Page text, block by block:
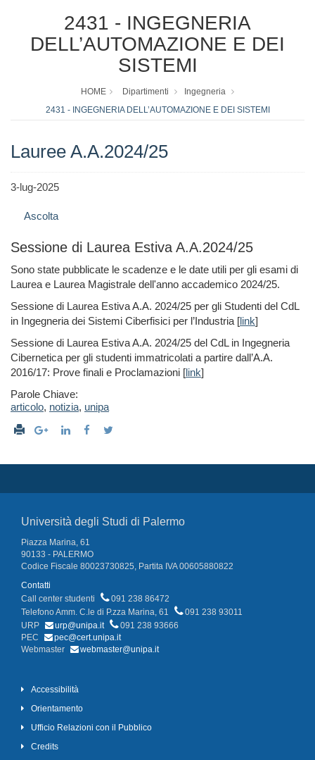
2431 - INGEGNERIA
DELL’AUTOMAZIONE E DEI
SISTEMI
HOME Dipartimenti
Ingegneria
2431 - INGEGNERIA DELL’AUTOMAZIONE E DEI SISTEMI
Lauree A.A.2024/25
3-lug-2025
Ascolta
Sessione di Laurea Estiva A.A.2024/25
Sono state pubblicate le scadenze e le date utili per gli esami di
Laurea e Laurea Magistrale dell'anno accademico 2024/25.
Sessione di Laurea Estiva A.A. 2024/25 per gli Studenti del CdL
in Ingegneria dei Sistemi Ciberfisici per l’Industria [link]
Sessione di Laurea Estiva A.A. 2024/25 del CdL in Ingegneria
Cibernetica per gli studenti immatricolati a partire dall’A.A.
2016/17: Prove finali e Proclamazioni [link]
Parole Chiave:
articolo, notizia, unipa
Università degli Studi di Palermo
Piazza Marina, 61
90133 - PALERMO
Codice Fiscale 80023730825, Partita IVA 00605880822
Contatti
Call center studenti
091 238 86472
Telefono Amm. C.le di P.zza Marina, 61
091 238 93011
URP
urp@unipa.it
091 238 93666
PEC
pec@cert.unipa.it
Webmaster
webmaster@unipa.it
Accessibilità
Orientamento
Ufficio Relazioni con il Pubblico
Credits